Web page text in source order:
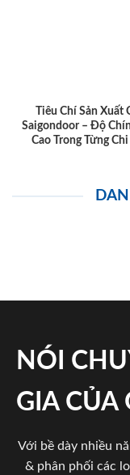
Tiêu Chí Sản Xuất
Saigondoor – Độ
Cao Trong Từng
NÓI
GIA CỦA
Với bề dày nhiều
& phân phối các